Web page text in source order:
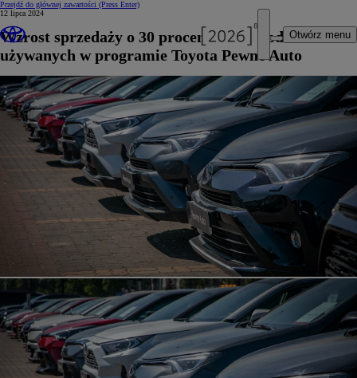
Przejdź do głównej zawartości (Press Enter)
Otwórz menu
12 lipca 2024
Wzrost sprzedaży o 30 procent samochodów
używanych w programie Toyota Pewne Auto